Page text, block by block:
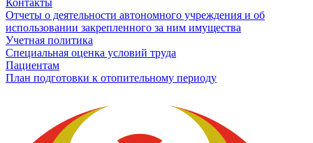
Контакты
Отчеты о деятельности автономного учреждения и об
использовании закрепленного за ним имущества
Учетная политика
Специальная оценка условий труда
Пациентам
План подготовки к отопительному периоду